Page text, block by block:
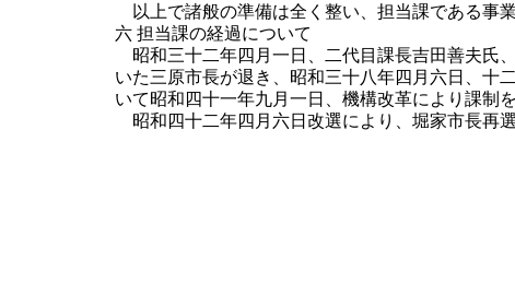
以上で諸般の準備は全く整い、担当課である事
六 担当課の経過について
昭和三十二年四月一日、二代目課長吉田善夫氏
いた三原市長が退き、昭和三十八年四月六日、十
いて昭和四十一年九月一日、機構改革により課制
昭和四十二年四月六日改選により、堀家市長再